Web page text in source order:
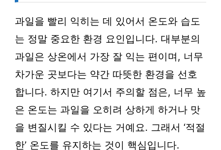
과일을 빨리 익히는 데 있어서 온도와 습도
는 정말 중요한 환경 요인입니다. 대부분의
과일은 상온에서 가장 잘 익는 편이며, 너무
차가운 곳보다는 약간 따뜻한 환경을 선호
합니다. 하지만 여기서 주의할 점은, 너무 높
은 온도는 과일을 오히려 상하게 하거나 맛
을 변질시킬 수 있다는 거예요. 그래서 ‘적절
한’ 온도를 유지하는 것이 핵심입니다.